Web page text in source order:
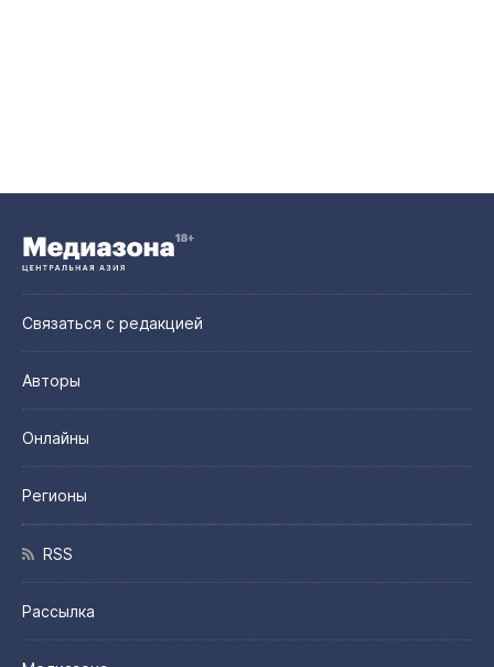
Связаться с редакцией
Авторы
Онлайны
Регионы
RSS
Рассылка